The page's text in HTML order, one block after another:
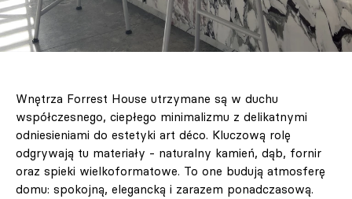
Wnętrza Forrest House utrzymane są w duchu
współczesnego, ciepłego minimalizmu z delikatnymi
odniesieniami do estetyki art déco. Kluczową rolę
odgrywają tu materiały - naturalny kamień, dąb, fornir
oraz spieki wielkoformatowe. To one budują atmosferę
domu: spokojną, elegancką i zarazem ponadczasową.